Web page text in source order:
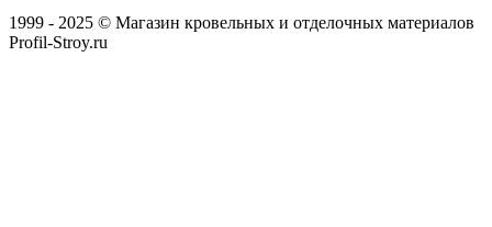
1999 - 2025 © Магазин кровельных и отделочных материалов
Profil-Stroy.ru